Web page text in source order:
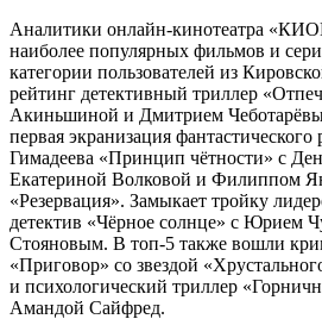
Аналитики онлайн-кинотеатра
наиболее популярных фильмов и
категории пользователей из
рейтинг детективный триллер
Акиньшиной и Дмитрием
первая экранизация
Гимадеева «Принцип чётности» с
Екатериной Волковой и Филиппом
«Резервация». Замыкает тройку
детектив «Чёрное солнце» с Юрием
Стояновым. В топ-5 также вошли
«Приговор» со звездой
и психологический триллер
Амандой Сайфред.